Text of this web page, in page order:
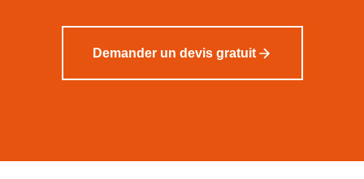
Demander un devis gratuit